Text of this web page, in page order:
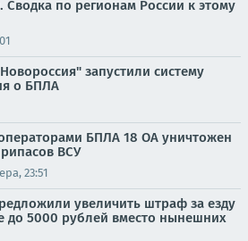
Сводка по регионам России к этому
запустили систему
о БПЛА
БПЛА 18 ОА уничтожен
ВСУ
23:51
увеличить штраф за езду
до 5000 рублей вместо нынешних